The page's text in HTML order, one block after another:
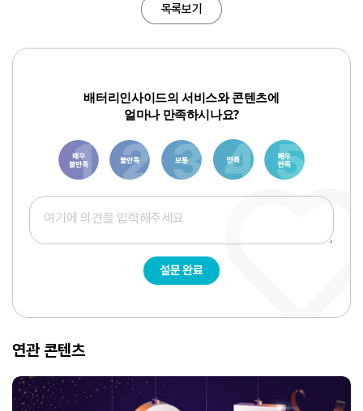
목록보기
배터리인사이드의 서비스와 콘텐츠에
얼마나 만족하시나요?
1 3 6 8 10
설문 완료
연관 콘텐츠